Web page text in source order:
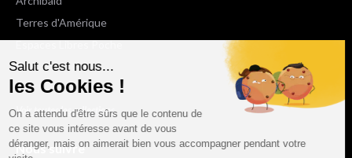
Salut c'est nous...
les Cookies !
On a attendu d'être sûrs que le contenu de
ce site vous intéresse avant de vous
déranger, mais on aimerait bien vous accompagner pendant votre
Terres d'Amérique
Espaces Libres Poche
NOX
Wiz
Voir toutes les collections
Nous suivre